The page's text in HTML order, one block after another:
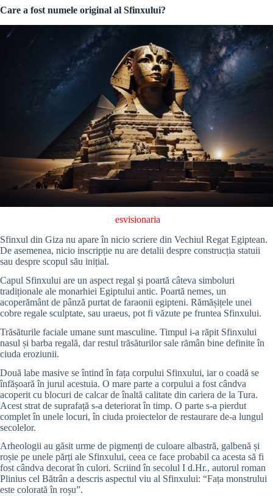
Care a fost numele original al Sfinxului?
esvisionaria
Sfinxul din Giza nu apare în nicio scriere din Vechiul Regat Egiptean.
De asemenea, nicio inscripție nu are detalii despre construcția statuii
sau despre scopul său inițial.
Capul Sfinxului are un aspect regal și poartă câteva simboluri
tradiționale ale monarhiei Egiptului antic. Poartă nemes, un
acoperământ de pânză purtat de faraonii egipteni. Rămășițele unei
cobre regale sculptate, sau uraeus, pot fi văzute pe fruntea Sfinxului.
Trăsăturile faciale umane sunt masculine. Timpul i-a răpit Sfinxului
nasul și barba regală, dar restul trăsăturilor sale rămân bine definite în
ciuda eroziunii.
Două labe masive se întind în fața corpului Sfinxului, iar o coadă se
înfășoară în jurul acestuia. O mare parte a corpului a fost cândva
acoperit cu blocuri de calcar de înaltă calitate din cariera de la Tura.
Acest strat de suprafață s-a deteriorat în timp. O parte s-a pierdut
complet în unele locuri, în ciuda proiectelor de restaurare de-a lungul
secolelor.
Arheologii au găsit urme de pigmenți de culoare albastră, galbenă și
roșie pe unele părți ale Sfinxului, ceea ce face probabil ca acesta să fi
fost cândva decorat în culori. Scriind în secolul I d.Hr., autorul roman
Plinius cel Bătrân a descris aspectul viu al Sfinxului: “Fața monstrului
este colorată în roșu”.